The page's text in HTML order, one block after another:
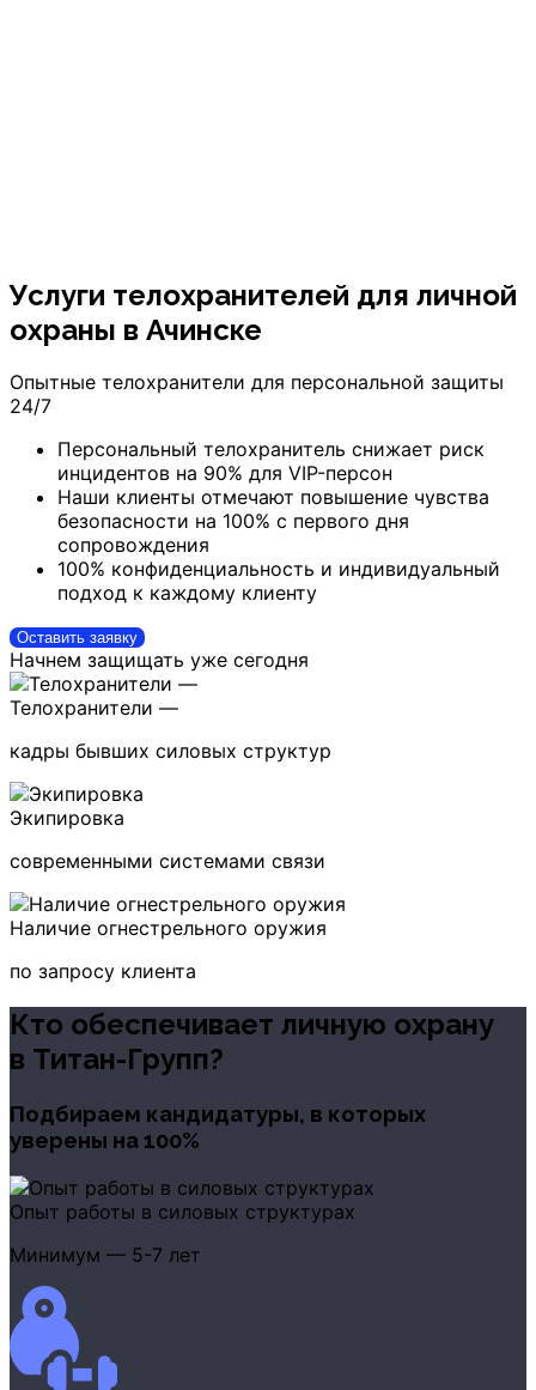
Услуги телохранителей для личной
охраны в Ачинске
Опытные телохранители для персональной защиты
24/7
Персональный телохранитель снижает риск
инцидентов на 90% для VIP-персон
Наши клиенты отмечают повышение чувства
безопасности на 100% с первого дня
сопровождения
100% конфиденциальность и индивидуальный
подход к каждому клиенту
Оставить заявку
Начнем защищать уже сегодня
Телохранители —
кадры бывших силовых структур
Экипировка
современными системами связи
Наличие огнестрельного оружия
по запросу клиента
Кто обеспечивает личную охрану
в Титан-Групп?
Подбираем кандидатуры, в которых
уверены на 100%
Опыт работы в силовых структурах
Минимум — 5-7 лет